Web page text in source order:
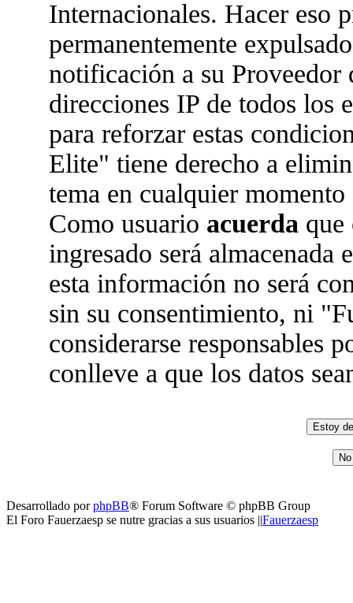
Internacionales. Hacer eso
permanentemente
notificación a su Proveedor
direcciones IP de todos los
para reforzar estas
Elite" tiene derecho a
tema en cualquier
Como usuario acuerda que
ingresado será almacenada
esta información no será
sin su consentimiento, ni
considerarse responsables
conlleve a que los datos
Desarrollado porphpBB® Forum Software © phpBB Group
El Foro Fauerzaesp se nutre gracias a sus usuarios ||Fauerzaesp